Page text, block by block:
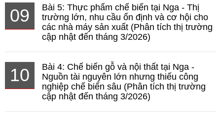
09
Bài 5: Thực phẩm chế biến tại Nga - Thị
trường lớn, nhu cầu ổn định và cơ hội cho
các nhà máy sản xuất (Phân tích thị trường
cập nhật đến tháng 3/2026)
10
Bài 4: Chế biến gỗ và nội thất tại Nga -
Nguồn tài nguyên lớn nhưng thiếu công
nghiệp chế biến sâu (Phân tích thị trường
cập nhật đến tháng 3/2026)